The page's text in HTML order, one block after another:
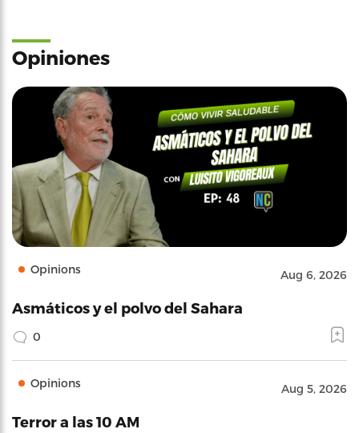
Opiniones
Opinions Aug 6, 2026
Asmáticos y el polvo del Sahara
0
Opinions Aug 5, 2026
Terror a las 10 AM